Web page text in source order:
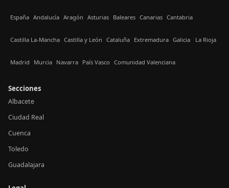
España Andalucía Aragón Asturias Baleares Canarias Cantabria
Castilla La-Mancha Castilla y León Cataluña Extremadura Galicia La Rioja
Madrid Murcia Navarra País Vasco Comunidad Valenciana
Secciones
Albacete
Ciudad Real
Cuenca
Toledo
Guadalajara